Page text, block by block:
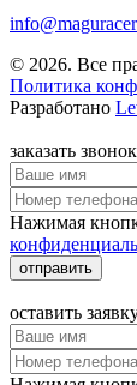
© 2026. Все
Политика
Разработано
заказать звонок
Нажимая
отправить
оставить